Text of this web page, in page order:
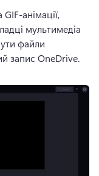
анімації,
мультимедіа
файли
запис OneDrive.